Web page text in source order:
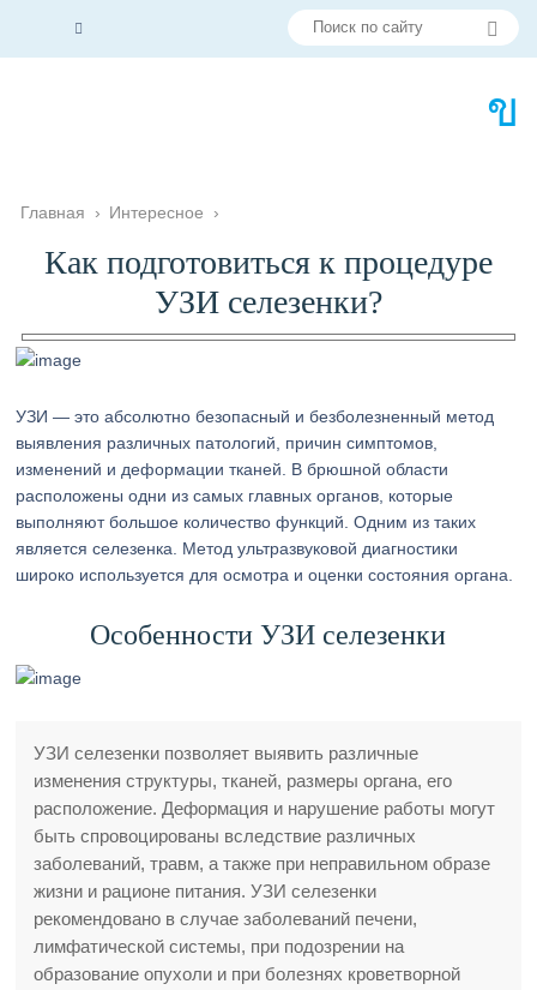
Главная › Интересное ›
Как подготовиться к процедуре
УЗИ селезенки?
УЗИ — это абсолютно безопасный и безболезненный метод
выявления различных патологий, причин симптомов,
изменений и деформации тканей. В брюшной области
расположены одни из самых главных органов, которые
выполняют большое количество функций. Одним из таких
является селезенка. Метод ультразвуковой диагностики
широко используется для осмотра и оценки состояния органа.
Особенности УЗИ селезенки
УЗИ селезенки позволяет выявить различные
изменения структуры, тканей, размеры органа, его
расположение. Деформация и нарушение работы могут
быть спровоцированы вследствие различных
заболеваний, травм, а также при неправильном образе
жизни и рационе питания. УЗИ селезенки
рекомендовано в случае заболеваний печени,
лимфатической системы, при подозрении на
образование опухоли и при болезнях кроветворной